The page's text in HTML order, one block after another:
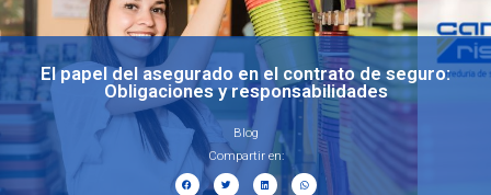
El papel del asegurado en el contrato de seguro:
Obligaciones y responsabilidades
Blog
Compartir en: